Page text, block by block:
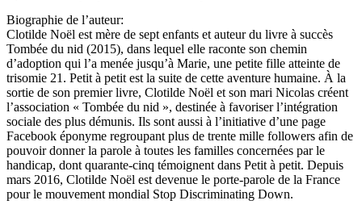
Biographie de l’auteur:
Clotilde Noël est mère de sept enfants et auteur du livre à succès
Tombée du nid (2015), dans lequel elle raconte son chemin
d’adoption qui l’a menée jusqu’à Marie, une petite fille atteinte de
trisomie 21. Petit à petit est la suite de cette aventure humaine. À la
sortie de son premier livre, Clotilde Noël et son mari Nicolas créent
l’association « Tombée du nid », destinée à favoriser l’intégration
sociale des plus démunis. Ils sont aussi à l’initiative d’une page
Facebook éponyme regroupant plus de trente mille followers afin de
pouvoir donner la parole à toutes les familles concernées par le
handicap, dont quarante-cinq témoignent dans Petit à petit. Depuis
mars 2016, Clotilde Noël est devenue le porte-parole de la France
pour le mouvement mondial Stop Discriminating Down.